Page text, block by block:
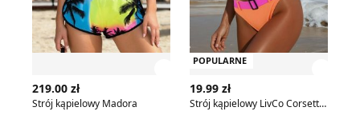
219.00 zł
Strój kąpielowy Madora
POPULARNE
19.99 zł
Strój kąpielowy LivCo Corsetti Fashion